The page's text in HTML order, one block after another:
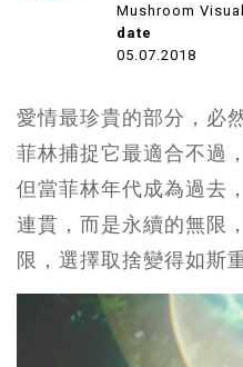
Mushroom
date
05.07.2018
愛情最珍貴的部分，必
菲林捕捉它最適合不過
但當菲林年代成為過去
連貫，而是永續的無限
限，選擇取捨變得如斯